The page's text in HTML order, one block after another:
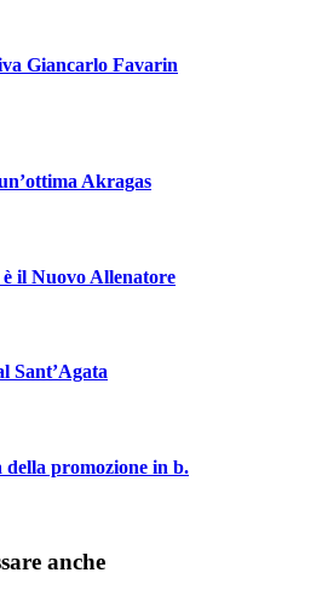
Giancarlo Favarin
Akragas
il Nuovo Allenatore
Sant’Agata
della promozione in b.
anche